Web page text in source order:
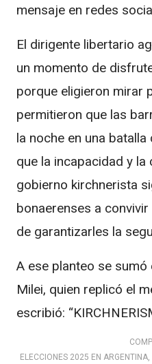
mensaje en redes
El dirigente libertario
un momento de
porque eligieron mirar
permitieron que las
la noche en una
que la incapacidad y
gobierno kirchnerista
bonaerenses a
de garantizarles la
A ese planteo se
Milei, quien replicó el
escribió:
ELECCIONES 2025 EN